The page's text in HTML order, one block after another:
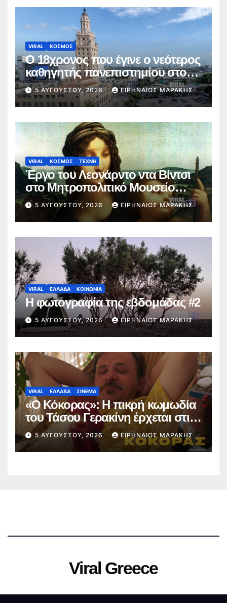
VIRAL ΚΟΣΜΟΣ
Ο 18χρονος που έγινε ο νεότερος
καθηγητής πανεπιστημίου στον
κόσμο
5 ΑΥΓΟΎΣΤΟΥ, 2026 ΕΙΡΗΝΑΊΟΣ ΜΑΡΆΚΗΣ
VIRAL ΚΟΣΜΟΣ ΤΕΧΝΗ
Έργο του Λεονάρντο ντα Βίντσι
στο Μητροπολιτικό Μουσείο
Τέχνης της Νέας Υόρκης
5 ΑΥΓΟΎΣΤΟΥ, 2026 ΕΙΡΗΝΑΊΟΣ ΜΑΡΆΚΗΣ
VIRAL ΕΛΛΑΔΑ ΚΟΙΝΩΝΙΑ
Η φωτογραφία της εβδομάδας #2
5 ΑΥΓΟΎΣΤΟΥ, 2026 ΕΙΡΗΝΑΊΟΣ ΜΑΡΆΚΗΣ
VIRAL ΕΛΛΑΔΑ ΣΙΝΕΜΑ
«Ο Κόκορας»: Η πικρή κωμωδία
του Τάσου Γερακίνη έρχεται στις
αίθουσες στις 10 Σεπτεμβρίου
(trailer)
5 ΑΥΓΟΎΣΤΟΥ, 2026 ΕΙΡΗΝΑΊΟΣ ΜΑΡΆΚΗΣ
Viral Greece